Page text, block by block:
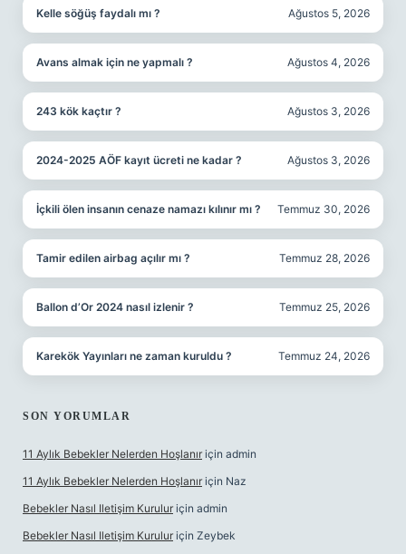
Kelle söğüş faydalı mı ? Ağustos 5, 2026
Avans almak için ne yapmalı ? Ağustos 4, 2026
243 kök kaçtır ? Ağustos 3, 2026
2024-2025 AÖF kayıt ücreti ne kadar ? Ağustos 3, 2026
İçkili ölen insanın cenaze namazı kılınır mı ? Temmuz 30, 2026
Tamir edilen airbag açılır mı ? Temmuz 28, 2026
Ballon d’Or 2024 nasıl izlenir ? Temmuz 25, 2026
Karekök Yayınları ne zaman kuruldu ? Temmuz 24, 2026
SON YORUMLAR
11 Aylık Bebekler Nelerden Hoşlanır için admin
11 Aylık Bebekler Nelerden Hoşlanır için Naz
Bebekler Nasıl Iletişim Kurulur için admin
Bebekler Nasıl Iletişim Kurulur için Zeybek